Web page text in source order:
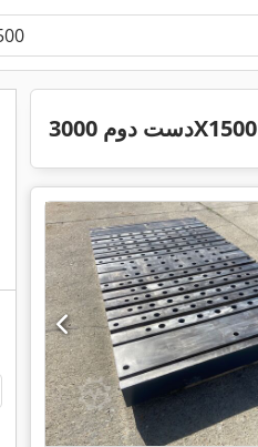
دست دوم 3000X1500